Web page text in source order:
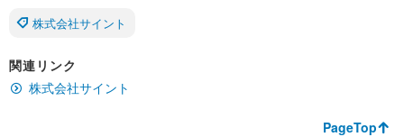
株式会社サイント
関連リンク
株式会社サイント
PageTop